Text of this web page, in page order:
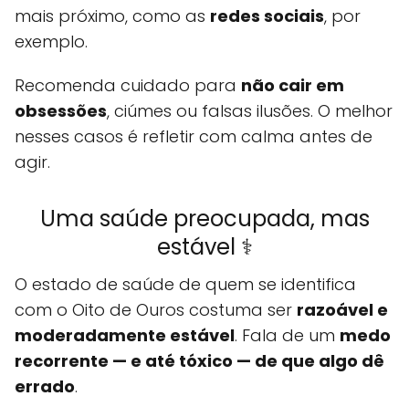
mais próximo, como as redes sociais, por
exemplo.
Recomenda cuidado para não cair em
obsessões, ciúmes ou falsas ilusões. O melhor
nesses casos é refletir com calma antes de
agir.
Uma saúde preocupada, mas
estável ⚕️
O estado de saúde de quem se identifica
com o Oito de Ouros costuma ser razoável e
moderadamente estável. Fala de um medo
recorrente — e até tóxico — de que algo dê
errado.